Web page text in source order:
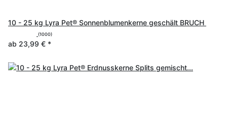
10 - 25 kg Lyra Pet® Sonnenblumenkerne geschält BRUCH
(1000)
ab 23,99 € *